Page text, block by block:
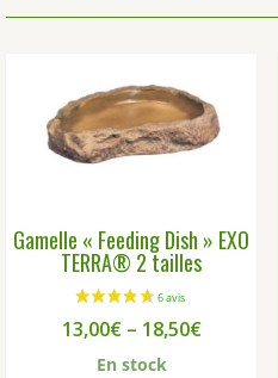
Gamelle « Feeding Dish » EXO
TERRA® 2 tailles
13,00€– 18,50€
En stock